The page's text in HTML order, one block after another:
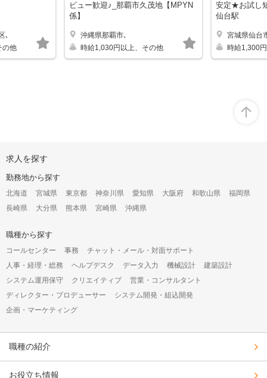
､
の他
キープする
ビュー歓迎♪_那覇市久茂地【MPYN
係】
沖縄県那覇市､
時給1,030円以上、その他
キープする
安定★お試し
仙台駅
宮城県仙台
時給1,300
ー
ン
構
成
オ
シ
ン
求人を探す
勤務地から探す
北海道 宮城県 東京都 神奈川県 愛知県 大阪府 和歌山県
福岡県
長崎県
大分県 熊本県 宮崎県 沖縄県
職種から探す
コールセンター 事務
チャット・メール・対面サポート
人事・経理・総務
ヘルプデスク データ入力 機械設計
建築設計
システム運用保守
クリエイティブ
営業・コンサルタント
ディレクター・プロデューサー
システム開発・組込開発
企画・マーケティング
職種の紹介
お役立ち情報